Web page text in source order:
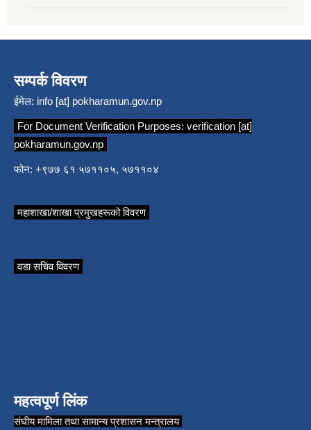
सम्पर्क विवरण
ईमेल: info [at] pokharamun.gov.np
For Document Verification Purposes: verification [at]
pokharamun.gov.np
फोन: +९७७ ६१ ५७११०५, ५७११०४
महाशाखा/शाखा प्रमुखहरूको विवरण
वडा सचिव विवरण
महत्वपूर्ण लिंक
संघीय मामिला तथा सामान्य प्रशासन मन्त्रालय